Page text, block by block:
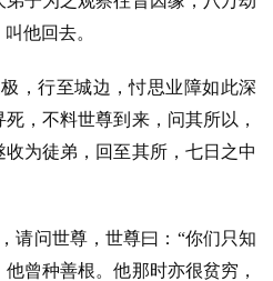
他回去。
，行至城边，忖思业障如此深
，不料世尊到来，问其所以，
为徒弟，回至其所，七日之中
请问世尊，世尊曰：“你们只知
曾种善根。他那时亦很贫穷，